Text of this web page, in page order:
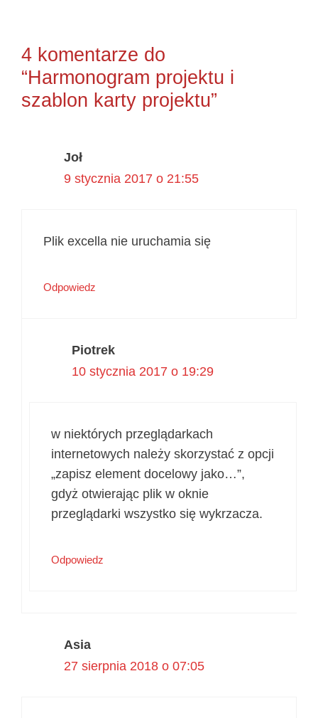
4 komentarze do
“Harmonogram projektu i
szablon karty projektu”
Joł
9 stycznia 2017 o 21:55
Plik excella nie uruchamia się
Odpowiedz
Piotrek
10 stycznia 2017 o 19:29
w niektórych przeglądarkach
internetowych należy skorzystać z opcji
„zapisz element docelowy jako…”,
gdyż otwierając plik w oknie
przeglądarki wszystko się wykrzacza.
Odpowiedz
Asia
27 sierpnia 2018 o 07:05